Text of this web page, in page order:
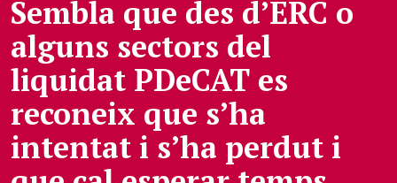
Sembla que des d’ERC o
alguns sectors del
liquidat PDeCAT es
reconeix que s’ha
intentat i s’ha perdut i